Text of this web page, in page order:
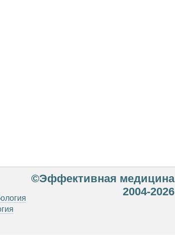
©Эффективная медицина
2004-2026